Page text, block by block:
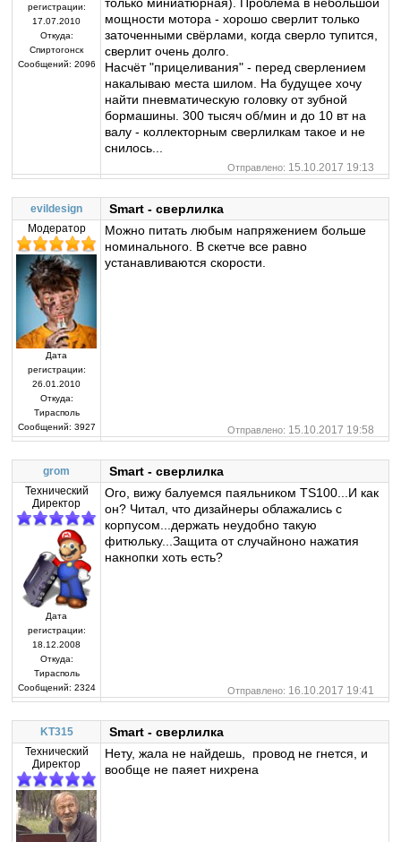
регистрации:
17.07.2010
Откуда:
Спиртогонск
Сообщений: 2096
мощности мотора - хорошо сверлит только
заточенными свёрлами, когда сверло тупится,
сверлит очень долго.
Насчёт "прицеливания" - перед сверлением
накалываю места шилом. На будущее хочу
найти пневматическую головку от зубной
бормашины. 300 тысяч об/мин и до 10 вт на
валу - коллекторным сверлилкам такое и не
снилось...
Отправлено: 15.10.2017 19:13
evildesign Smart - сверлилка
Модератор
Дата
регистрации:
26.01.2010
Откуда:
Тирасполь
Сообщений: 3927
Можно питать любым напряжением больше
номинального. В скетче все равно
устанавливаются скорости.
Отправлено: 15.10.2017 19:58
grom Smart - сверлилка
Технический
Директор
Дата
регистрации:
18.12.2008
Откуда:
Тирасполь
Сообщений: 2324
Ого, вижу балуемся паяльником TS100...И как
он? Читал, что дизайнеры облажались с
корпусом...держать неудобно такую
фитюльку...Защита от случайноно нажатия
накнопки хоть есть?
Отправлено: 16.10.2017 19:41
KT315 Smart - сверлилка
Технический
Директор
Нету, жала не найдешь, провод не гнется, и
вообще не паяет нихрена